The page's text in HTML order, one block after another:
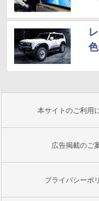
本サイトのご利用
広告掲載のご
プライバシーポ